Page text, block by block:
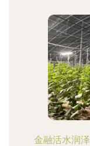
金融活水润